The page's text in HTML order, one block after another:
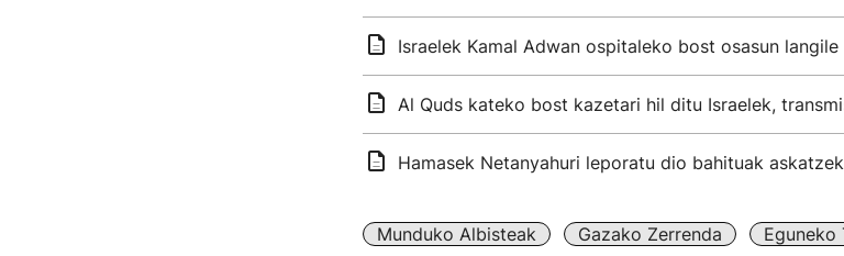
Israelek Kamal Adwan ospitaleko bost osasun
Al Quds kateko bost kazetari hil ditu Israelek,
Hamasek Netanyahuri leporatu dio bahituak
Munduko Albisteak Gazako Zerrenda Eguneko